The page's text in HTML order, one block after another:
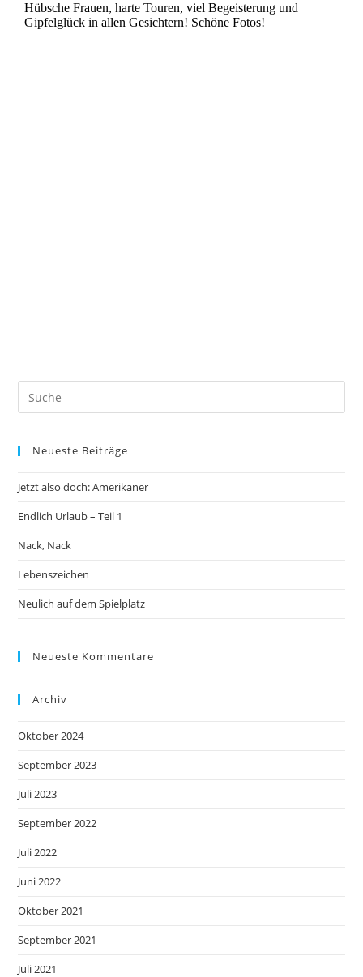
Neueste Beiträge
Jetzt also doch: Amerikaner
Endlich Urlaub – Teil 1
Nack, Nack
Lebenszeichen
Neulich auf dem Spielplatz
Neueste Kommentare
Archiv
Oktober 2024
September 2023
Juli 2023
September 2022
Juli 2022
Juni 2022
Oktober 2021
September 2021
Juli 2021